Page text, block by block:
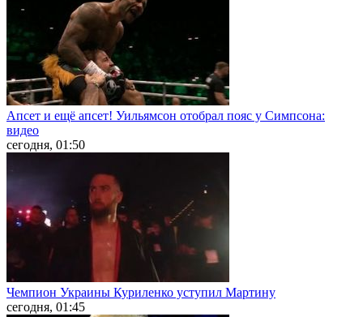
Апсет и ещё апсет! Уильямсон отобрал пояс у Симпсона:
видео
сегодня, 01:50
Чемпион Украины Куриленко уступил Мартину
сегодня, 01:45